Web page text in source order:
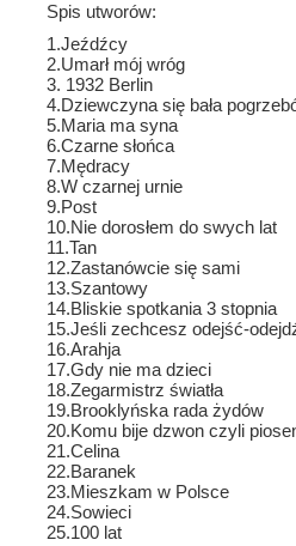
Spis utworów:
1.Jeźdźcy
2.Umarł mój wróg
3. 1932 Berlin
4.Dziewczyna się bała
5.Maria ma syna
6.Czarne słońca
7.Mędracy
8.W czarnej urnie
9.Post
10.Nie dorosłem do swych lat
11.Tan
12.Zastanówcie się sami
13.Szantowy
14.Bliskie spotkania 3 stopnia
15.Jeśli zechcesz odejść-
16.Arahja
17.Gdy nie ma dzieci
18.Zegarmistrz światła
19.Brooklyńska rada żydów
20.Komu bije dzwon czyli
21.Celina
22.Baranek
23.Mieszkam w Polsce
24.Sowieci
25.100 lat